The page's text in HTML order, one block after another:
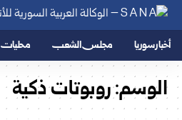
أخبار سوريا مجلس الشعب محليات
الوسم:روبوتات ذكية